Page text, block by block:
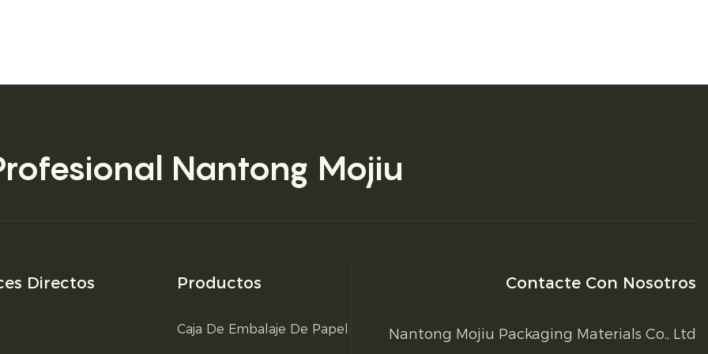
Nantong Mojiu
Directos Productos
Caja De Embalaje De Papel
Contacte Con Nosotros
Nantong Mojiu Packaging Materials Co., Ltd